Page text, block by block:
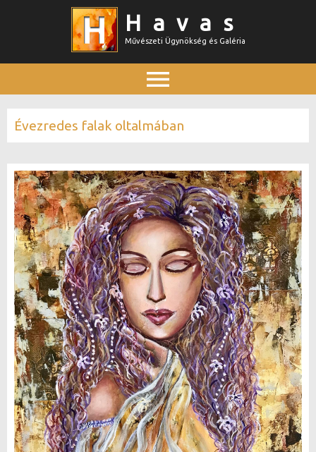
Ugrás
a
tartalomra
Havas
Művészeti Ügynökség és Galéria
Évezredes falak oltalmában